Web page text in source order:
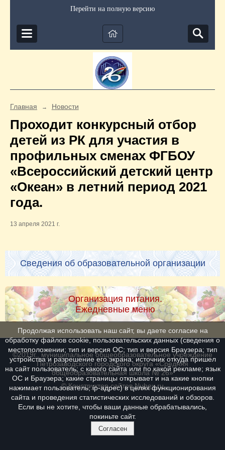
Перейти на полную версию
Главная → Новости
Проходит конкурсный отбор
детей из РК для участия в
профильных сменах ФГБОУ
«Всероссийский детский центр
«Океан» в летний период 2021
года.
13 апреля 2021 г.
Сведения об образовательной организации
Организация питания.
Ежедневные меню
©2019г., муниципальное общеобразовательное учреждение
Петрозаводского городского округа «Средняя
общеобразовательная школа № 26»
© Конструктор сайтовNubex.ru
Продолжая использовать наш сайт, вы даете согласие на
обработку файлов cookie, пользовательских данных (сведения о
местоположении; тип и версия ОС; тип и версия Браузера; тип
устройства и разрешение его экрана; источник откуда пришел
на сайт пользователь; с какого сайта или по какой рекламе; язык
ОС и Браузера; какие страницы открывает и на какие кнопки
нажимает пользователь; ip-адрес) в целях функционирования
сайта и проведения статистических исследований и обзоров.
Если вы не хотите, чтобы ваши данные обрабатывались,
покиньте сайт.
Согласен